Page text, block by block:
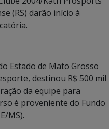
(RS) darão início à
Estado de Mato Grosso
destinou R$ 500 mil
da equipe para
é proveniente do Fundo
MS).